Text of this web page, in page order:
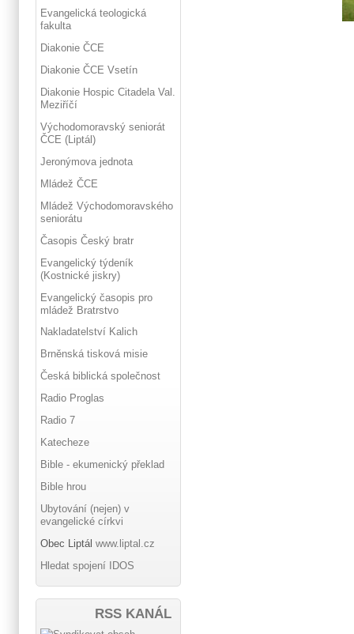
Evangelická teologická
fakulta
Diakonie ČCE
Diakonie ČCE Vsetín
Diakonie Hospic Citadela Val.
Meziříčí
Východomoravský seniorát
ČCE (Liptál)
Jeronýmova jednota
Mládež ČCE
Mládež Východomoravského
seniorátu
Časopis Český bratr
Evangelický týdeník
(Kostnické jiskry)
Evangelický časopis pro
mládež Bratrstvo
Nakladatelství Kalich
Brněnská tisková misie
Česká biblická společnost
Radio Proglas
Radio 7
Katecheze
Bible - ekumenický překlad
Bible hrou
Ubytování (nejen) v
evangelické církvi
Obec Liptál www.liptal.cz
Hledat spojení IDOS
RSS KANÁL